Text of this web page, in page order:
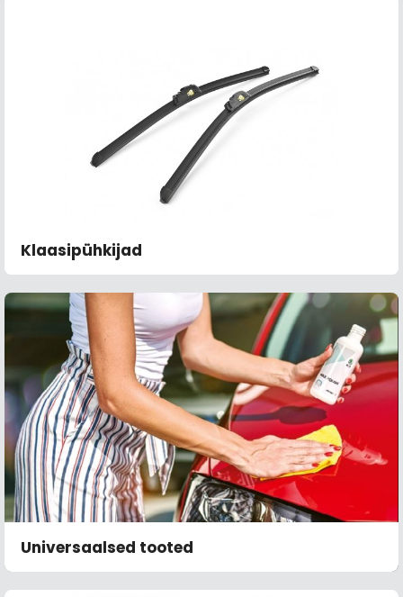
Klaasipühkijad
Universaalsed tooted